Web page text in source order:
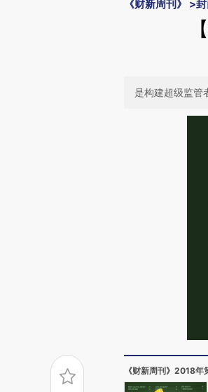
《财新周刊》 >
是构建超级监管
《财新周刊》2018年